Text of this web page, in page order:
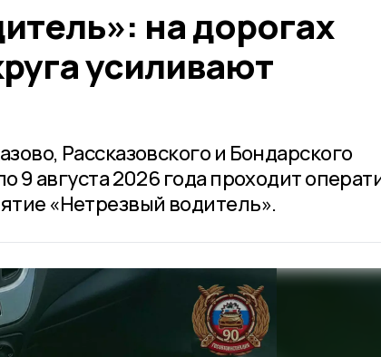
на дорогах
усиливают
Рассказовского и Бондарского
9 августа 2026 года проходит
«Нетрезвый водитель».